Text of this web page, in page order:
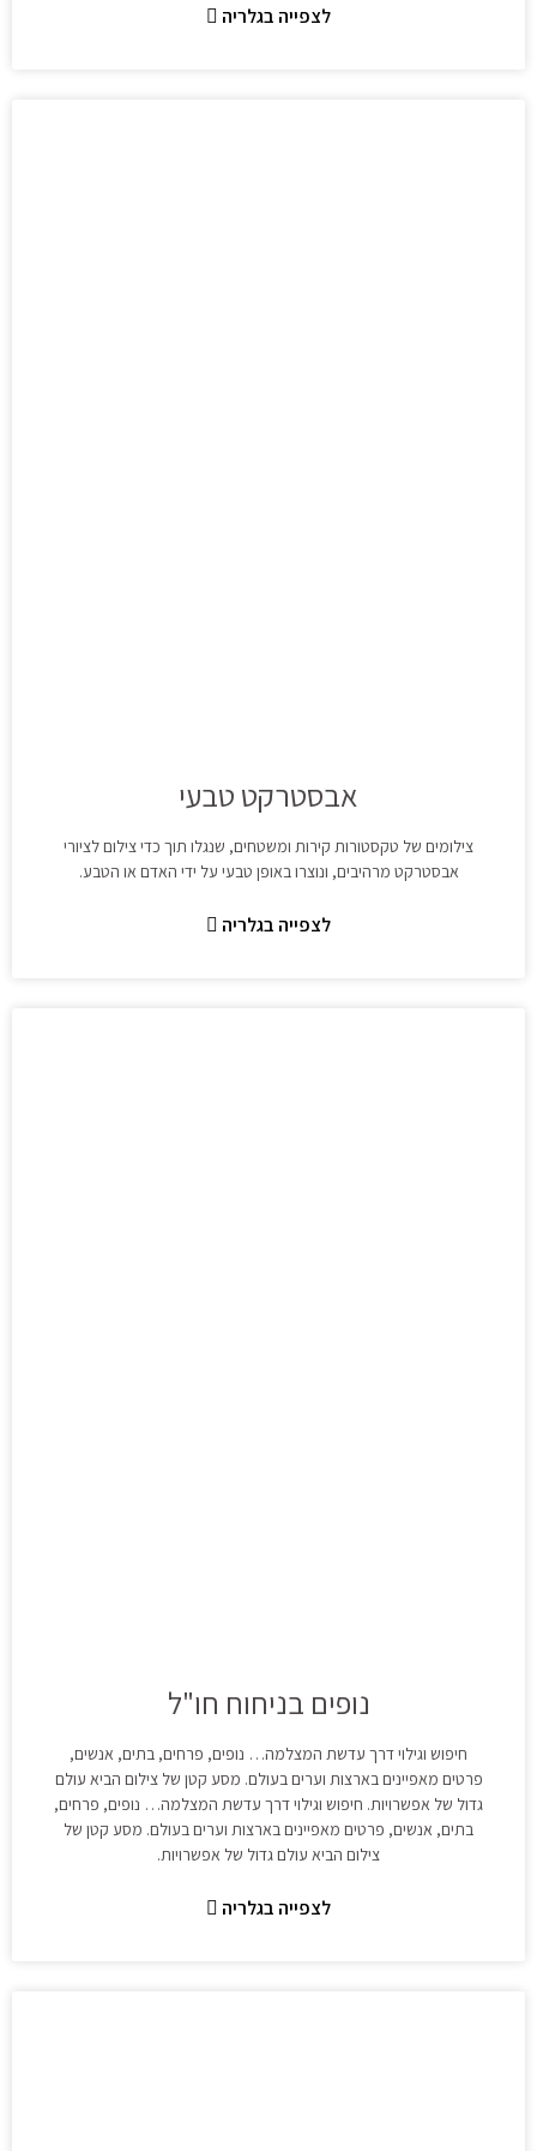
לצפייה בגלריה
אבסטרקט טבעי
צילומים של טקסטורות קירות ומשטחים, שנגלו תוך כדי צילום לציורי
אבסטרקט מרהיבים, ונוצרו באופן טבעי על ידי האדם או הטבע.
לצפייה בגלריה
נופים בניחוח חו"ל
חיפוש וגילוי דרך עדשת המצלמה… נופים, פרחים, בתים, אנשים,
פרטים מאפיינים בארצות וערים בעולם. מסע קטן של צילום הביא עולם
גדול של אפשרויות. חיפוש וגילוי דרך עדשת המצלמה… נופים, פרחים,
בתים, אנשים, פרטים מאפיינים בארצות וערים בעולם. מסע קטן של
צילום הביא עולם גדול של אפשרויות.
לצפייה בגלריה